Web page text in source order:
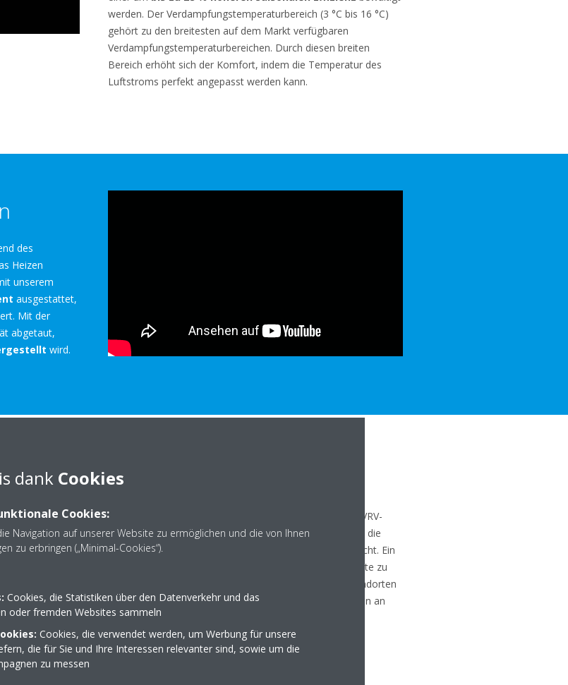
werden. Der Verdampfungstemperaturbereich (3 °C bis 16 °C)
gehört zu den breitesten auf dem Markt verfügbaren
Verdampfungstemperaturbereichen. Durch diesen breiten
Bereich erhöht sich der Komfort, indem die Temperatur des
Luftstroms perfekt angepasst werden kann.
des
Heizen
unserem
ausgestattet,
Mit der
abgetaut,
wird.
VRV-Konfigurator
Jedes VRV IV-Gerät ist mit unserem unverwechselbaren VRV-
Konfigurator ausgestattet. Dies ist eine Softwarelösung, die
Konfiguration und Inbetriebnahme
deutlich vereinfacht. Ein
Installateur braucht nun weniger Zeit, um die Außengeräte zu
konfigurieren, mehrere Systeme von verschiedenen Standorten
für Großkunden zu verwalten und die ersten Einstellungen an
den Außengeräten abzurufen.
dank Cookies
Cookies:
Navigation auf unserer Website zu ermöglichen und die von Ihnen
zu erbringen („Minimal-Cookies“).
Cookies, die Statistiken über den Datenverkehr und das
oder fremden Websites sammeln
Cookies, die verwendet werden, um Werbung für unsere
die für Sie und Ihre Interessen relevanter sind, sowie um die
zu messen